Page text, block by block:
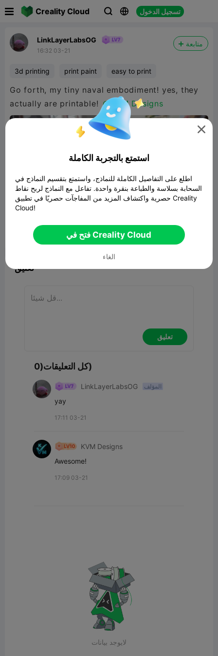
Creality Cloud   تسجيل الدخول
LinkLayerLabsOG
16:32 03-21
متابعة
3d printing print paint easy to print
Go forth, my tiny naval embodiment! yes, they
actually are printable! @KVM Designs
11 
تعليق
تعليق
كل التعليقات(0)
LinkLayerLabsOG المؤلف
yay
17:11 03-21
KVM Designs
Awesome!
17:09 03-21
لايوجد بيانات

استمتع بالتجربة الكاملة
اطلع على التفاصيل الكاملة للنماذج، واستمتع بتقسيم النماذج في
السحابة بسلاسة والطباعة بنقرة واحدة. تفاعل مع النماذج لربح نقاط
حصرية واكتشاف المزيد من المفاجآت حصريًا في تطبيق Creality
Cloud!
فتح في Creality Cloud
الغاء